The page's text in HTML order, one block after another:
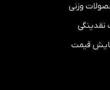
وزنی
نقدینگی
قیمت